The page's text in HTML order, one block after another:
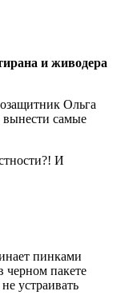
и живодера
Ольга
вынести самые
И
пинками
черном пакете
устраивать